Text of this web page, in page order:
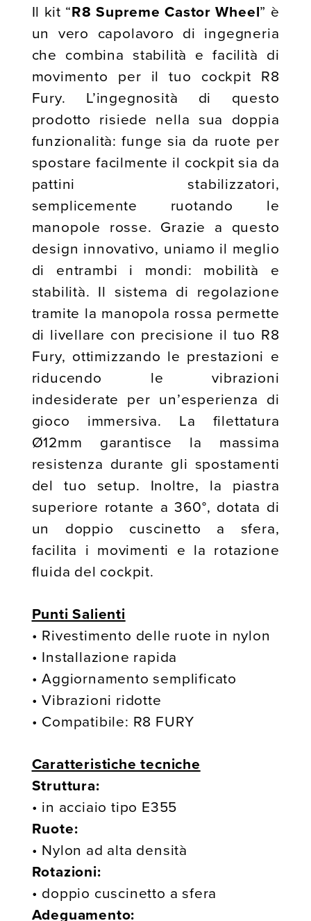
Il kit “R8 Supreme Castor Wheel” è
un vero capolavoro di ingegneria
che combina stabilità e facilità di
movimento per il tuo cockpit R8
Fury. L’ingegnosità di questo
prodotto risiede nella sua doppia
funzionalità: funge sia da ruote per
spostare facilmente il cockpit sia da
pattini stabilizzatori,
semplicemente ruotando le
manopole rosse. Grazie a questo
design innovativo, uniamo il meglio
di entrambi i mondi: mobilità e
stabilità. Il sistema di regolazione
tramite la manopola rossa permette
di livellare con precisione il tuo R8
Fury, ottimizzando le prestazioni e
riducendo le vibrazioni
indesiderate per un’esperienza di
gioco immersiva. La filettatura
Ø12mm garantisce la massima
resistenza durante gli spostamenti
del tuo setup. Inoltre, la piastra
superiore rotante a 360°, dotata di
un doppio cuscinetto a sfera,
facilita i movimenti e la rotazione
fluida del cockpit.
Punti Salienti
• Rivestimento delle ruote in nylon
• Installazione rapida
• Aggiornamento semplificato
• Vibrazioni ridotte
• Compatibile: R8 FURY
Caratteristiche tecniche
Struttura:
• in acciaio tipo E355
Ruote:
• Nylon ad alta densità
Rotazioni:
• doppio cuscinetto a sfera
Adeguamento: